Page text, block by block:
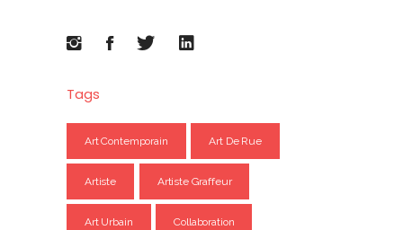
Tags
Art Contemporain Art De Rue
Artiste Artiste Graffeur
Art Urbain Collaboration